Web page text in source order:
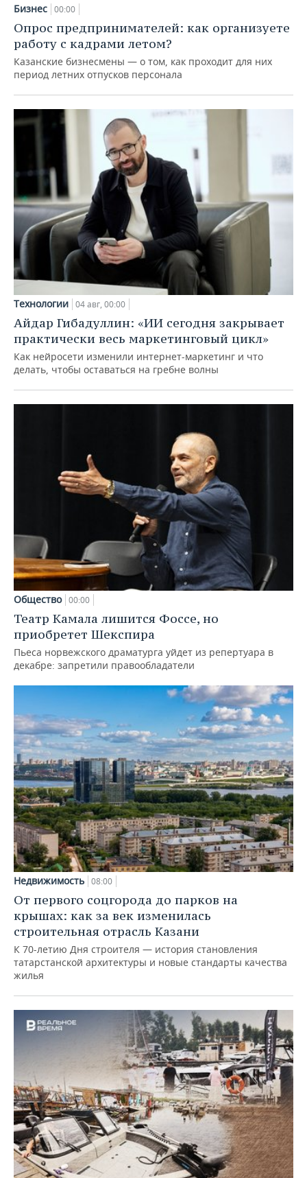
Бизнес 00:00
Опрос предпринимателей: как организуете
работу с кадрами летом?
Казанские бизнесмены — о том, как проходит для них
период летних отпусков персонала
Технологии 04 авг, 00:00
Айдар Гибадуллин: «ИИ сегодня закрывает
практически весь маркетинговый цикл»
Как нейросети изменили интернет-маркетинг и что
делать, чтобы оставаться на гребне волны
Общество 00:00
Театр Камала лишится Фоссе, но
приобретет Шекспира
Пьеса норвежского драматурга уйдет из репертуара в
декабре: запретили правообладатели
Недвижимость 08:00
От первого соцгорода до парков на
крышах: как за век изменилась
строительная отрасль Казани
К 70-летию Дня строителя — история становления
татарстанской архитектуры и новые стандарты качества
жилья